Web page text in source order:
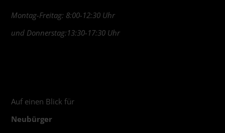
Montag-Freitag: 8:00-12:30 Uhr
und Donnerstag:13:30-17:30 Uhr
Auf einen Blick für
Neubürger